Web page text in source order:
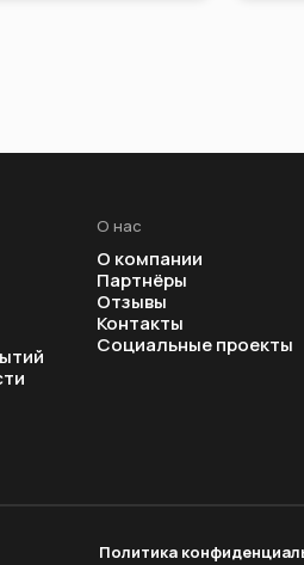
О нас
О компании
Партнёры
Отзывы
Контакты
Социальные проекты
Политика